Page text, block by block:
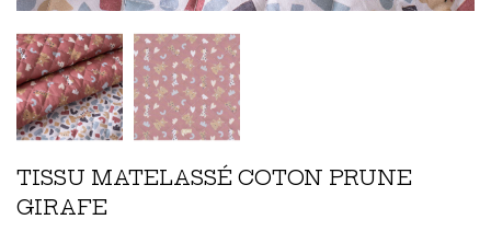
TISSU MATELASSÉ COTON PRUNE
GIRAFE